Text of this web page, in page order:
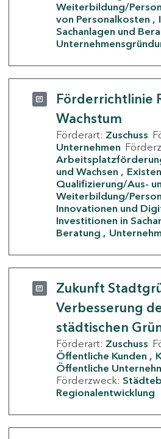
Weiterbildung/
von Personalkosten
Sachanlagen und
Förderrichtlinie
Wachstum
Förderart: Zuschuss
Unternehmen
und Wachsen
Qualifizierung/Aus-
Weiterbildung/
Innovationen und
Investitionen in
Beratung
Zukunft
Verbesserung
städtischen
Förderart: Zuschuss
Öffentliche Kunden
Öffentliche
Förderzweck:
Regionalentwicklung